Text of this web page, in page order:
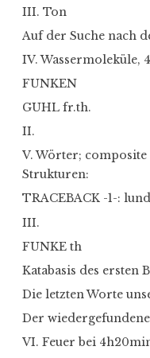
III. Ton
Auf der Suche nach
IV. Wassermoleküle,
FUNKEN
GUHL fr.th.
II.
V. Wörter;
Strukturen:
TRACEBACK -1-:
III.
FUNKE th
Katabasis des ersten
Die letzten Worte
Der
VI. Feuer bei